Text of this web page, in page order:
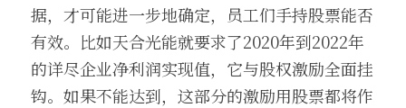
据，才可能进一步地确定，员工们手持股票能否
有效。比如天合光能就要求了2020年到2022年
的详尽企业净利润实现值，它与股权激励全面挂
钩。如果不能达到，这部分的激励用股票都将作